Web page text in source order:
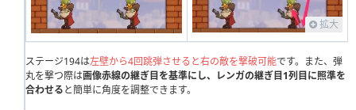
121 122 123 124 125 126 127 129 130
131 132 133 134 135 136 137 138 139 140
141 142 143 144 145 146 147 148 149 150
151 152 153 154 155 156
拡大
ステージ194は左壁から4回跳弾させると右の敵を撃破可能です。また、弾
丸を撃つ際は画像赤線の継ぎ目を基準にし、レンガの継ぎ目1列目に照準を
合わせると簡単に角度を調整できます。